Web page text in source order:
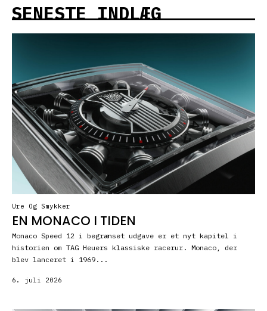
SENESTE INDLÆG
Ure Og Smykker
EN MONACO I TIDEN
Monaco Speed 12 i begrænset udgave er et nyt kapitel i
historien om TAG Heuers klassiske racerur. Monaco, der
blev lanceret i 1969...
6. juli 2026